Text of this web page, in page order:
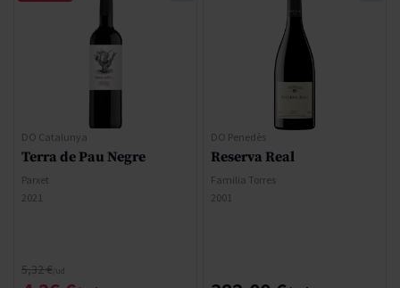
DO Catalunya
Terra de Pau Negre
Parxet
2021
Regular Price
5,32 €
DO Penedès
Reserva Real
Familia Torres
2001